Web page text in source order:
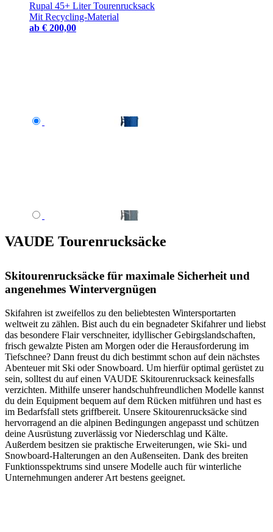
Rupal 45+ Liter Tourenrucksack
Mit Recycling-Material
ab € 200,00
VAUDE Tourenrucksäcke
Skitourenrucksäcke für maximale Sicherheit und
angenehmes Wintervergnügen
Skifahren ist zweifellos zu den beliebtesten Wintersportarten
weltweit zu zählen. Bist auch du ein begnadeter Skifahrer und liebst
das besondere Flair verschneiter, idyllischer Gebirgslandschaften,
frisch gewalzte Pisten am Morgen oder die Herausforderung im
Tiefschnee? Dann freust du dich bestimmt schon auf dein nächstes
Abenteuer mit Ski oder Snowboard. Um hierfür optimal gerüstet zu
sein, solltest du auf einen VAUDE Skitourenrucksack keinesfalls
verzichten. Mithilfe unserer handschuhfreundlichen Modelle kannst
du dein Equipment bequem auf dem Rücken mitführen und hast es
im Bedarfsfall stets griffbereit. Unsere Skitourenrucksäcke sind
hervorragend an die alpinen Bedingungen angepasst und schützen
deine Ausrüstung zuverlässig vor Niederschlag und Kälte.
Außerdem besitzen sie praktische Erweiterungen, wie Ski- und
Snowboard-Halterungen an den Außenseiten. Dank des breiten
Funktionsspektrums sind unsere Modelle auch für winterliche
Unternehmungen anderer Art bestens geeignet.